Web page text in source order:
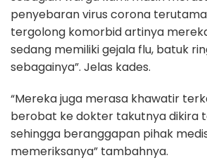
penyebaran virus corona
tergolong komorbid artinya
sedang memiliki gejala flu, batuk
sebagainya”. Jelas kades.
“Mereka juga merasa khawatir
berobat ke dokter takutnya dikira
sehingga beranggapan pihak
memeriksanya” tambahnya.